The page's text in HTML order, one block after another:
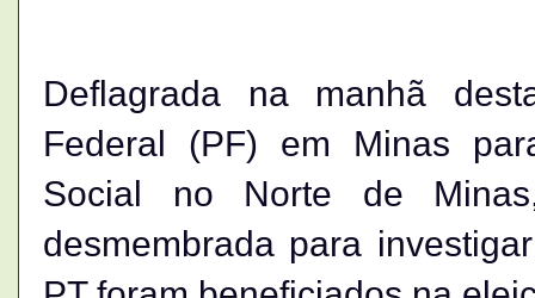
Deflagrada na manhã
Federal (PF) em Minas
Social no Norte de
desmembrada para